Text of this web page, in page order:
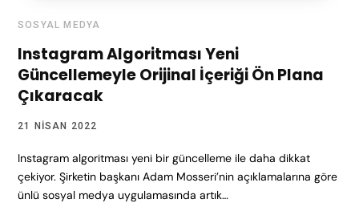
SOSYAL MEDYA
Instagram Algoritması Yeni
Güncellemeyle Orijinal İçeriği Ön Plana
Çıkaracak
21 NISAN 2022
Instagram algoritması yeni bir güncelleme ile daha dikkat
çekiyor. Şirketin başkanı Adam Mosseri’nin açıklamalarına göre
ünlü sosyal medya uygulamasında artık…